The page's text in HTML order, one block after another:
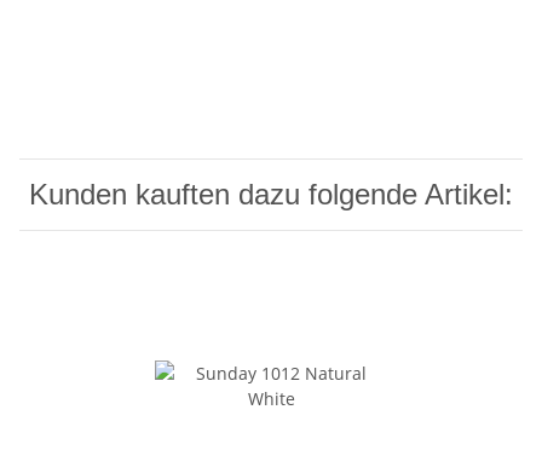
Kunden kauften dazu folgende Artikel: